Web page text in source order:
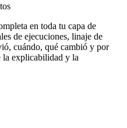
en toda tu capa de
de ejecuciones, linaje de
cuándo, qué cambió y por
la explicabilidad y la